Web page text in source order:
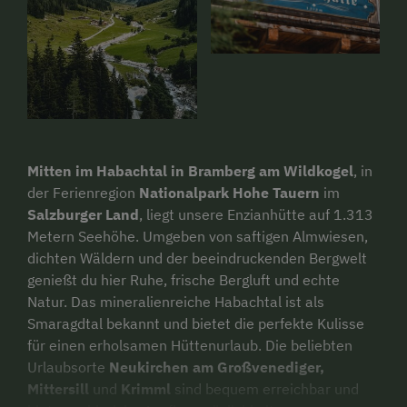
Mitten im Habachtal in Bramberg am Wildkogel, in
der Ferienregion Nationalpark Hohe Tauern im
Salzburger Land, liegt unsere Enzianhütte auf 1.313
Metern Seehöhe. Umgeben von saftigen Almwiesen,
dichten Wäldern und der beeindruckenden Bergwelt
genießt du hier Ruhe, frische Bergluft und echte
Natur. Das mineralienreiche Habachtal ist als
Smaragdtal bekannt und bietet die perfekte Kulisse
für einen erholsamen Hüttenurlaub. Die beliebten
Urlaubsorte Neukirchen am Großvenediger,
Mittersill
und Krimml sind bequem erreichbar und